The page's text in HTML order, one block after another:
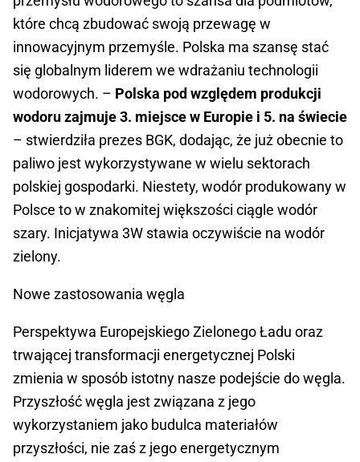
które chcą zbudować swoją przewagę w
innowacyjnym przemyśle. Polska ma szansę stać
się globalnym liderem we wdrażaniu technologii
wodorowych. – Polska pod względem produkcji
wodoru zajmuje 3. miejsce w Europie i 5. na świecie
– stwierdziła prezes BGK, dodając, że już obecnie to
paliwo jest wykorzystywane w wielu sektorach
polskiej gospodarki. Niestety, wodór produkowany w
Polsce to w znakomitej większości ciągle wodór
szary. Inicjatywa 3W stawia oczywiście na wodór
zielony.
Nowe zastosowania węgla
Perspektywa Europejskiego Zielonego Ładu oraz
trwającej transformacji energetycznej Polski
zmienia w sposób istotny nasze podejście do węgla.
Przyszłość węgla jest związana z jego
wykorzystaniem jako budulca materiałów
przyszłości, nie zaś z jego energetycznym